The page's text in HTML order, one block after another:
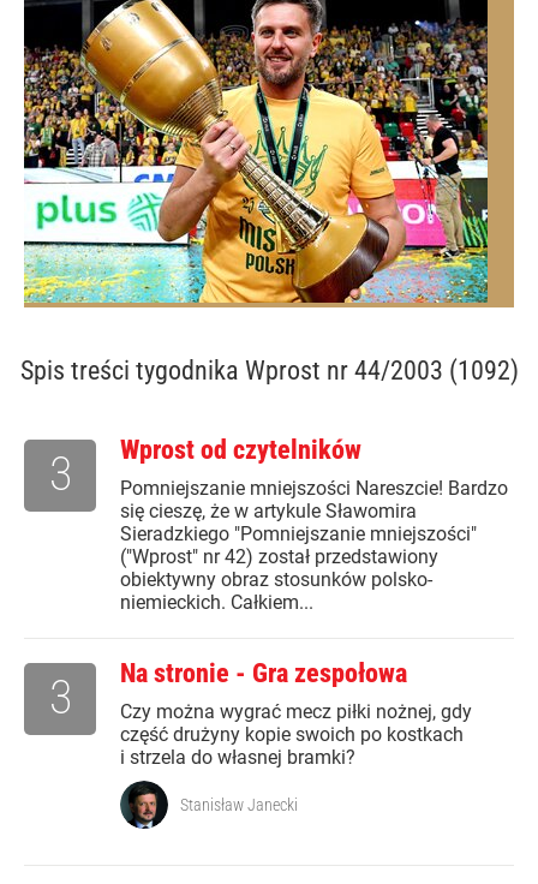
Spis treści tygodnika Wprost nr 44/2003 (1092)
Wprost od czytelników
Pomniejszanie mniejszości Nareszcie! Bardzo
się cieszę, że w artykule Sławomira
Sieradzkiego "Pomniejszanie mniejszości"
("Wprost" nr 42) został przedstawiony
obiektywny obraz stosunków polsko-
niemieckich. Całkiem...
3
Na stronie - Gra zespołowa
Czy można wygrać mecz piłki nożnej, gdy
część drużyny kopie swoich po kostkach
i strzela do własnej bramki?
3
Stanisław Janecki